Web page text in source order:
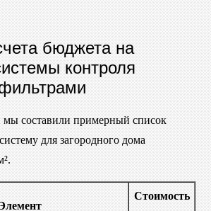
бюджета на
контроля
мы составили примерный список
для загородного дома
Стоимость